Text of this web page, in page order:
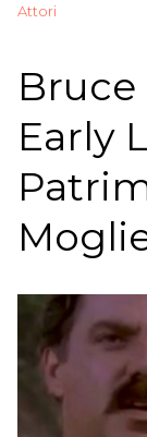
Attori
Bruce
Early